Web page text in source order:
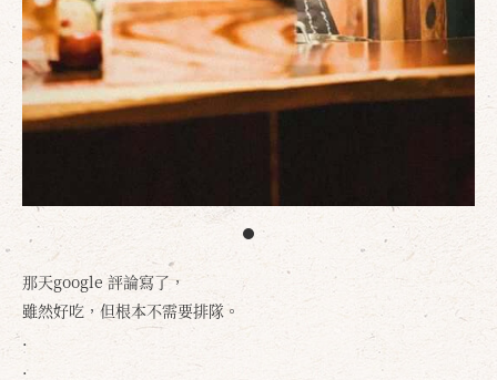
那天google 評論寫了，
雖然好吃，但根本不需要排隊。
.
.